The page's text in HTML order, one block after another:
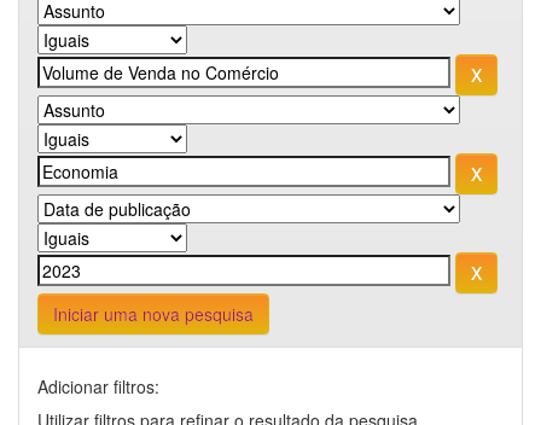
Iniciar uma nova pesquisa
Adicionar filtros:
Utilizar filtros para refinar o resultado da pesquisa.